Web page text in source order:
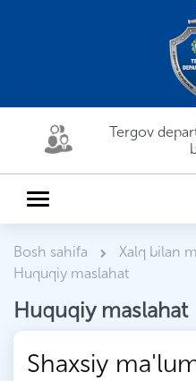
Tergov
Bosh sahifa
Xalq bilan
Huquqiy maslahat
Huquqiy maslahat
Shaxsiy